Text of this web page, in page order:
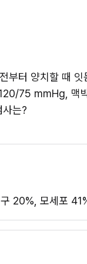
터 양치할 때
120/75 mmHg,
는?
20%, 모세포